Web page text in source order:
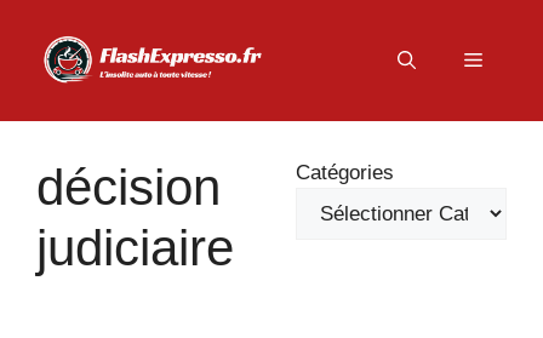
contenu
Menu
décision
judiciaire
Catégories